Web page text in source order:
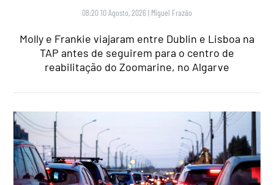
08:20 10 Agosto, 2026 | Miguel Frazão
Molly e Frankie viajaram entre Dublin e Lisboa na
TAP antes de seguirem para o centro de
reabilitação do Zoomarine, no Algarve